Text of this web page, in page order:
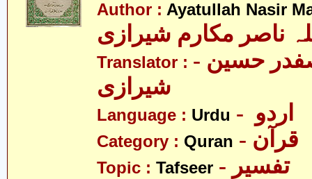
Author : Ayatullah Nasir
ناصر مکارم شیرازی
Translator : - مولانا سید صفدر حسین
شیرازی
Language : Urdu
Category : Quran - قرآن
Topic : Tafseer - تفسیر